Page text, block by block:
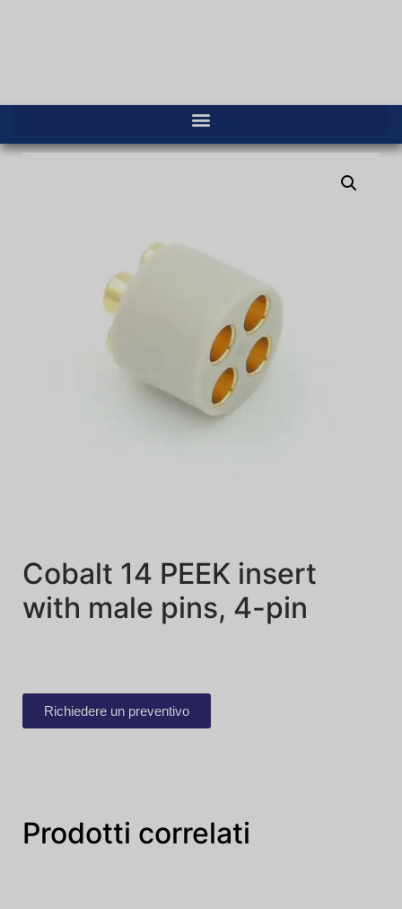
Cobalt 14 PEEK insert
with male pins, 4-pin
Richiedere un preventivo
Prodotti correlati